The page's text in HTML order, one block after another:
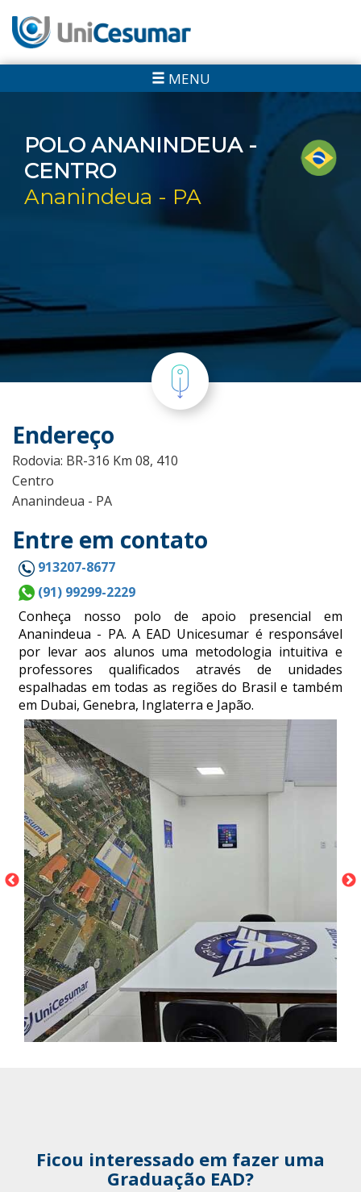
MENU
POLO ANANINDEUA -
CENTRO
Ananindeua - PA
Endereço
Rodovia: BR-316 Km 08, 410
Centro
Ananindeua - PA
Entre em contato
913207-8677
(91) 99299-2229
Conheça nosso polo de apoio presencial em
Ananindeua - PA. A EAD Unicesumar é responsável
por levar aos alunos uma metodologia intuitiva e
professores qualificados através de unidades
espalhadas em todas as regiões do Brasil e também
em Dubai, Genebra, Inglaterra e Japão.
Ficou interessado em fazer uma
Graduação EAD?